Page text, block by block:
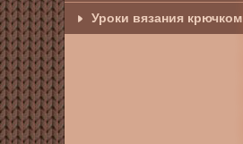
Уроки вязания крючком